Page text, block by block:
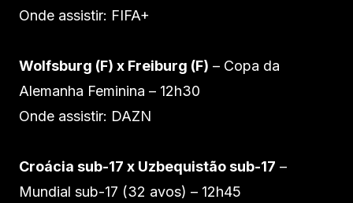
Onde assistir: FIFA+
Wolfsburg (F) x Freiburg (F) – Copa da
Alemanha Feminina – 12h30
Onde assistir: DAZN
Croácia sub-17 x Uzbequistão sub-17 –
Mundial sub-17 (32 avos) – 12h45